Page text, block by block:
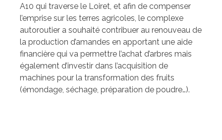
A10 qui traverse le Loiret, et afin de compenser
l’emprise sur les terres agricoles, le complexe
autoroutier a souhaité contribuer au renouveau de
la production d’amandes en apportant une aide
financière qui va permettre l’achat d’arbres mais
également d’investir dans l’acquisition de
machines pour la transformation des fruits
(émondage, séchage, préparation de poudre…).